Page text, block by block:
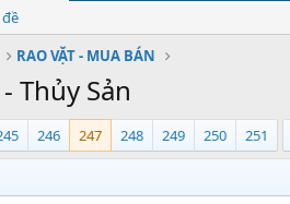
RAO VẶT - MUA BÁN
Thủy Sản
246 247 248 249 250 251